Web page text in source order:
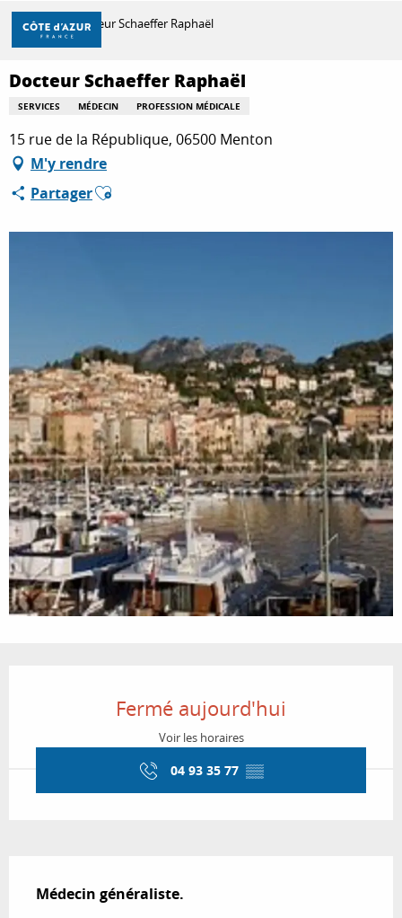
Aller
contenu
principal
DÉCOUVRIR
À FAIRE
SÉJOURNER
Accueil Docteur Schaeffer Raphaël
Docteur Schaeffer Raphaël
SERVICES MÉDECIN PROFESSION MÉDICALE
15 rue de la République, 06500 Menton
M'y rendre
PartagerAjouter aux favoris
Fermé aujourd'hui
Voir les horaires
04 93 35 77 ▒▒
Médecin généraliste.